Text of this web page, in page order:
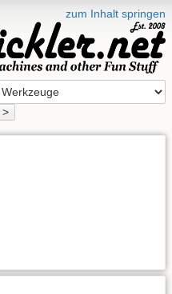
zum Inhalt springen
>